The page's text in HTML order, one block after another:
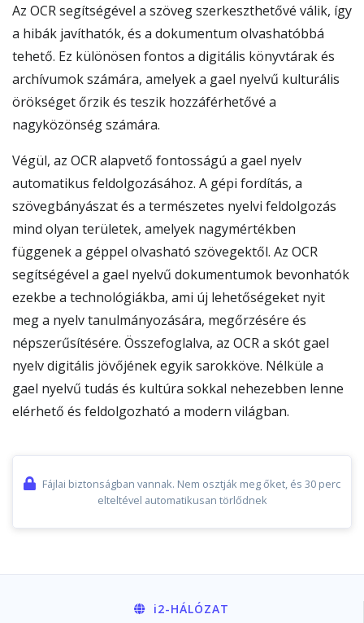
Az OCR segítségével a szöveg szerkeszthetővé válik, így
a hibák javíthatók, és a dokumentum olvashatóbbá
tehető. Ez különösen fontos a digitális könyvtárak és
archívumok számára, amelyek a gael nyelvű kulturális
örökséget őrzik és teszik hozzáférhetővé a
nagyközönség számára.
Végül, az OCR alapvető fontosságú a gael nyelv
automatikus feldolgozásához. A gépi fordítás, a
szövegbányászat és a természetes nyelvi feldolgozás
mind olyan területek, amelyek nagymértékben
függenek a géppel olvasható szövegektől. Az OCR
segítségével a gael nyelvű dokumentumok bevonhatók
ezekbe a technológiákba, ami új lehetőségeket nyit
meg a nyelv tanulmányozására, megőrzésére és
népszerűsítésére. Összefoglalva, az OCR a skót gael
nyelv digitális jövőjének egyik sarokköve. Nélküle a
gael nyelvű tudás és kultúra sokkal nehezebben lenne
elérhető és feldolgozható a modern világban.
Fájlai biztonságban vannak. Nem osztják meg őket, és 30 perc
elteltével automatikusan törlődnek
i2-HÁLÓZAT